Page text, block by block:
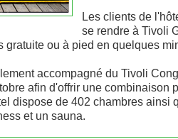
Les clients de
se rendre à Tivoli
gratuite ou à pied en quelques
accompagné du Tivoli
afin d'offrir une combinaison
dispose de 402 chambres ainsi
et un sauna.